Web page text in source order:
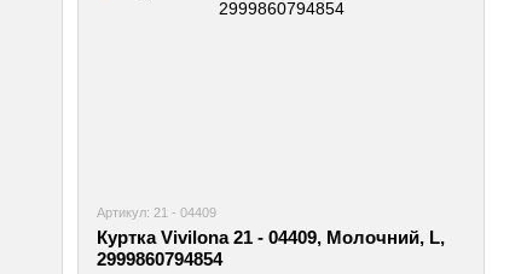
Артикул: 21 - 04409
Куртка Vivilona 21 - 04409, Молочний, L,
2999860794854